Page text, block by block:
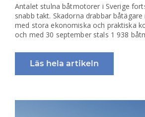
Antalet stulna båtmotorer i Sverige
snabb takt. Skadorna drabbar
med stora ekonomiska och praktiska
och med 30 september stals 1 938
Läs hela artikeln